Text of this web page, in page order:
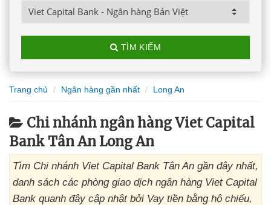
TÌM KIẾM
Trang chủ Ngân hàng gần nhất Long An
Chi nhánh ngân hàng Viet Capital
Bank Tân An Long An
Tìm Chi nhánh Viet Capital Bank Tân An gần đây nhất,
danh sách các phòng giao dịch ngân hàng Viet Capital
Bank quanh đây cập nhật bởi Vay tiền bằng hộ chiếu,